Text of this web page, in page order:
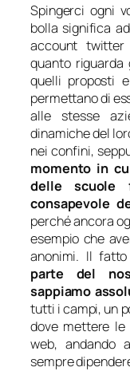
Spingerci ogni
bolla significa
account twitter
quanto
quelli proposti
permettano di
alle stesse
dinamiche del
nei confini,
momento in
delle scuole
consapevole
perché ancora
esempio che
anonimi. Il
parte del
sappiamo
tutti i campi, un
dove mettere
web, andando
sempre